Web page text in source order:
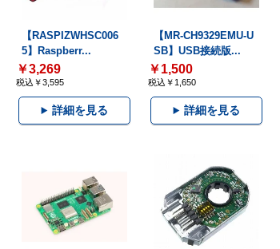
【RASPIZWHSC006
5】Raspberr...
￥3,269
税込￥3,595
詳細を見る
【MR-CH9329EMU-U
SB】USB接続版...
￥1,500
税込￥1,650
詳細を見る